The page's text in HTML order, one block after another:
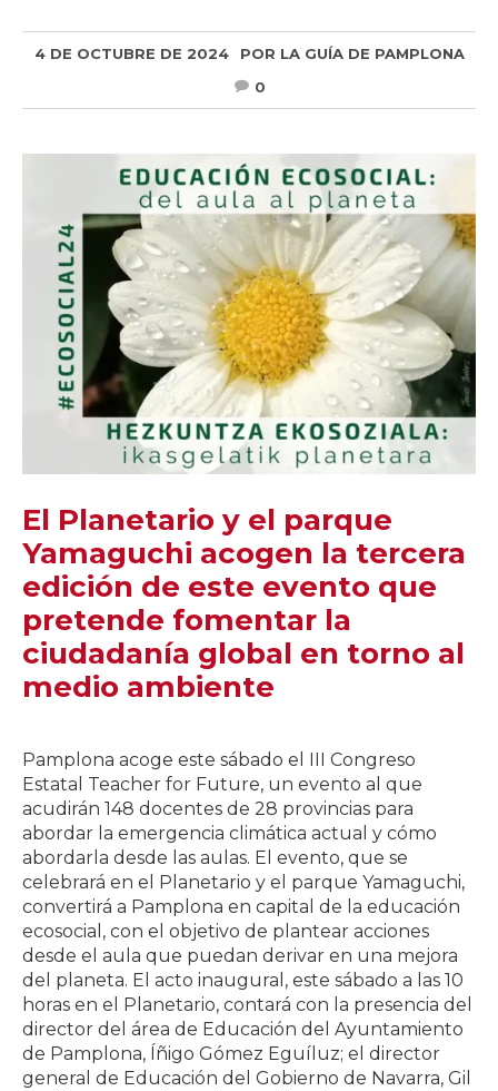
4 DE OCTUBRE DE 2024 POR LA GUÍA DE PAMPLONA
0
El Planetario y el parque
Yamaguchi acogen la tercera
edición de este evento que
pretende fomentar la
ciudadanía global en torno al
medio ambiente
Pamplona acoge este sábado el III Congreso
Estatal Teacher for Future, un evento al que
acudirán 148 docentes de 28 provincias para
abordar la emergencia climática actual y cómo
abordarla desde las aulas. El evento, que se
celebrará en el Planetario y el parque Yamaguchi,
convertirá a Pamplona en capital de la educación
ecosocial, con el objetivo de plantear acciones
desde el aula que puedan derivar en una mejora
del planeta. El acto inaugural, este sábado a las 10
horas en el Planetario, contará con la presencia del
director del área de Educación del Ayuntamiento
de Pamplona, Íñigo Gómez Eguíluz; el director
general de Educación del Gobierno de Navarra, Gil